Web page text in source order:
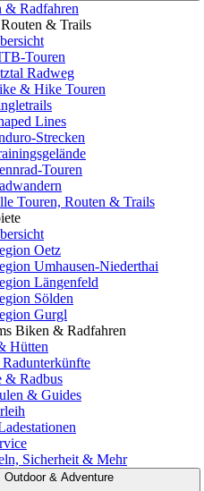
& Radfahren
& Trails
Touren
Radweg
& Hike Touren
Lines
Strecken
Touren
Touren, Routen & Trails
Oetz
Umhausen-Niederthai
Längenfeld
Sölden
Gurgl
Biken & Radfahren
Hütten
& Radbus
& Guides
Sicherheit & Mehr
Outdoor & Adventure